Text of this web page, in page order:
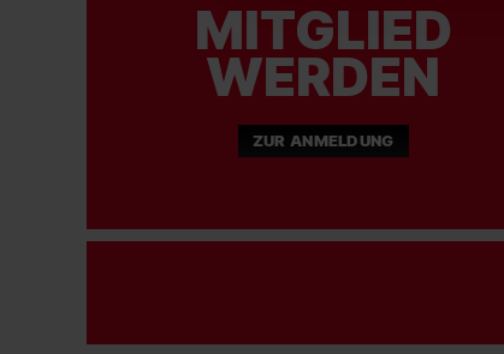
MITGLIED
WERDEN
ZUR ANMELDUNG